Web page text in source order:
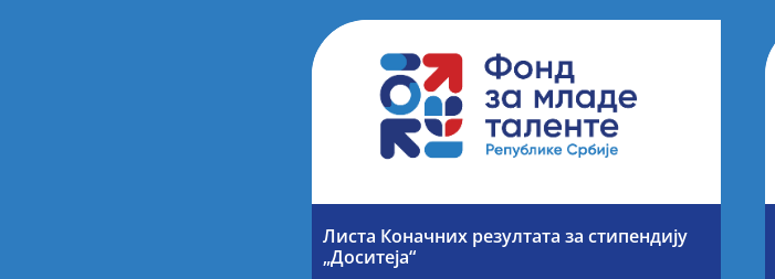
Листа Коначних резултата за стипендију
„Доситеја“